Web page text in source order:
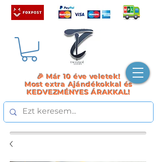
🎉 Már 10 éve veletek!
Most extra Ajándékokkal és
KEDVEZMÉNYES ÁRAKKAL!